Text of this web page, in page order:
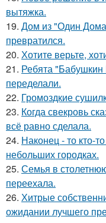
вытяжка.
19. Дом из "Один
превратился.
20. Хотите верьте,
21. Ребята
переделали.
22. Громоздкие
23. Когда свекровь
всё равно сделала.
24. Наконец - то кто-
небольших городках.
25. Семья в
переехала.
26. Хитрые
ожидании лучшего